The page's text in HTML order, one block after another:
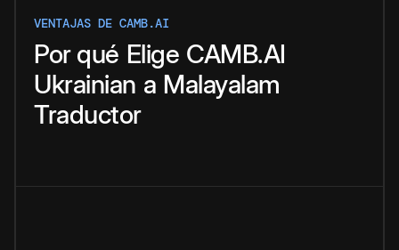
VENTAJAS DE CAMB.AI
Por qué Elige CAMB.AI
Ukrainian a Malayalam
Traductor